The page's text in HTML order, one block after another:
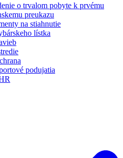
o trvalom pobyte k prvému
preukazu
na stiahnutie
lístka
podujatia